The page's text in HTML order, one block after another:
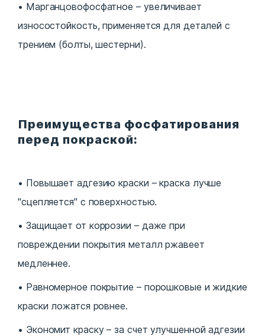
Марганцовофосфатное – увеличивает
износостойкость, применяется для деталей с
трением (болты, шестерни).
Преимущества фосфатирования
перед покраской:
Повышает адгезию краски – краска лучше
"сцепляется" с поверхностью.
Защищает от коррозии – даже при
повреждении покрытия металл ржавеет
медленнее.
Равномерное покрытие – порошковые и жидкие
краски ложатся ровнее.
Экономит краску – за счет улучшенной адгезии